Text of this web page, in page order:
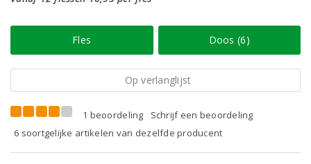
Fles Doos (6)
Op verlanglijst
1 beoordeling
Schrijf een beoordeling
6 soortgelijke artikelen van dezelfde producent